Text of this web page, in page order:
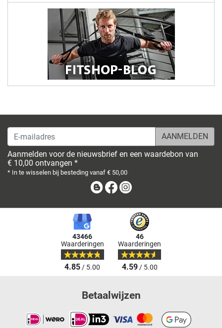
E-mailadres
Aanmelden voor de nieuwsbrief en een waardebon van
€ 10,00 ontvangen *
* In te wisselen bij besteding vanaf € 50,00
BlogFacebook
43466
Waarderingen
4.85/ 5.00
46
Waarderingen
4.59/ 5.00
Betaalwijzen